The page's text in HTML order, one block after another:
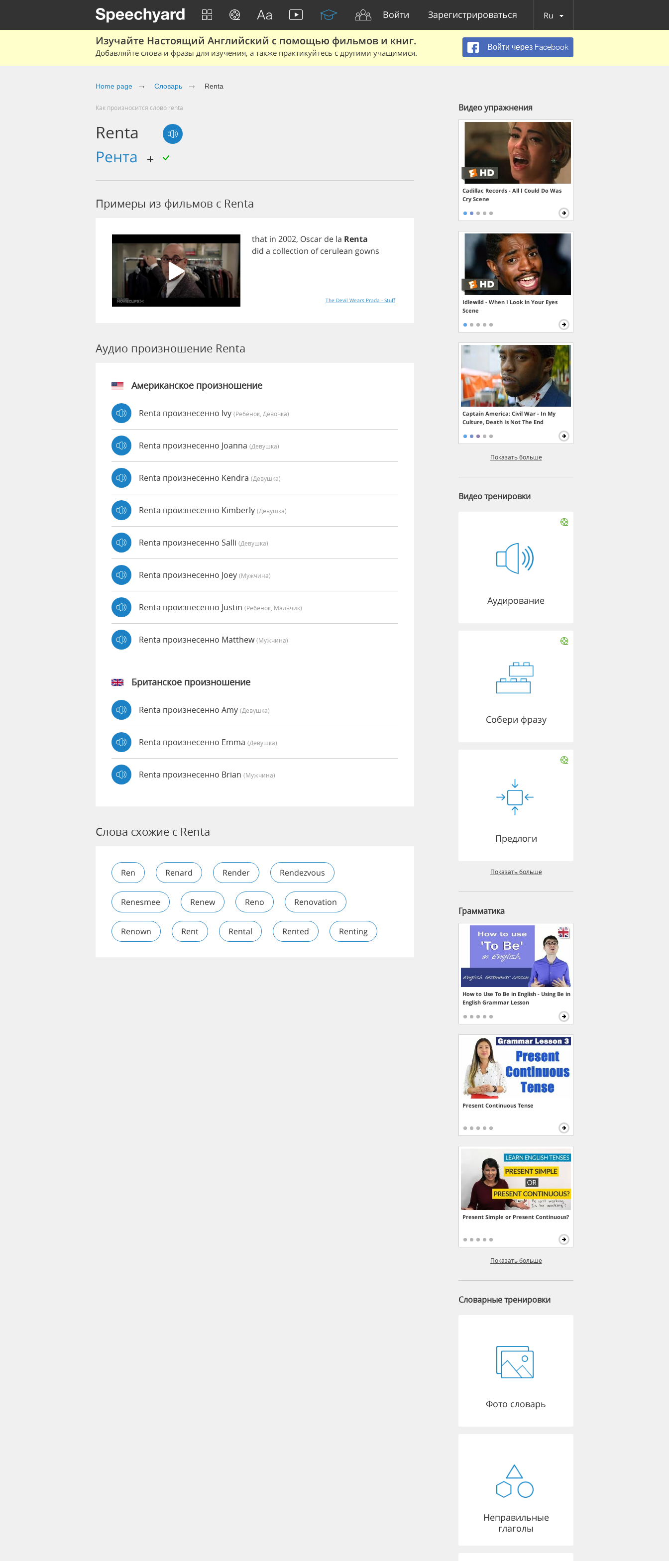
Войти Зарегистрироваться Ru
Изучайте Настоящий Английский с помощью фильмов и книг.
Добавляйте слова и фразы для изучения, а также практикуйтесь с другими учащимися.
Войти через Facebook
Home page Словарь Renta
Как произносится слово renta
Renta
рента
Примеры из фильмов c Renta
that in 2002, Oscar de la Renta
did a collection of cerulean gowns
The Devil Wears Prada - Stuff
Аудио произношение Renta
Американское произношение
Renta произнесенно Ivy (Ребёнок, Девочка)
Renta произнесенно Joanna (девушка)
Renta произнесенно Kendra (девушка)
Renta произнесенно Kimberly (девушка)
Renta произнесенно Salli (девушка)
Renta произнесенно Joey (мужчина)
Renta произнесенно Justin (Ребёнок, Мальчик)
Renta произнесенно Matthew(мужчина)
Британское произношение
Renta произнесенно Amy (девушка)
Renta произнесенно Emma (девушка)
Renta произнесенно Brian (мужчина)
Слова схожие с Renta
Ren Renard Render Rendezvous
Renesmee Renew Reno Renovation
Renown Rent Rental Rented Renting
Видео упражнения
Cadillac Records - All I Could Do Was
Cry Scene
Idlewild - When I Look in Your Eyes
Scene
Captain America: Civil War - In My
Culture, Death Is Not The End
Показать больше
Видео тренировки
Аудирование
Собери фразу
Предлоги
Показать больше
Грамматика
How to Use To Be in English - Using Be in
English Grammar Lesson
Present Continuous Tense
Present Simple or Present Continuous?
Показать больше
Словарные тренировки
Фото словарь
Неправильные
глаголы